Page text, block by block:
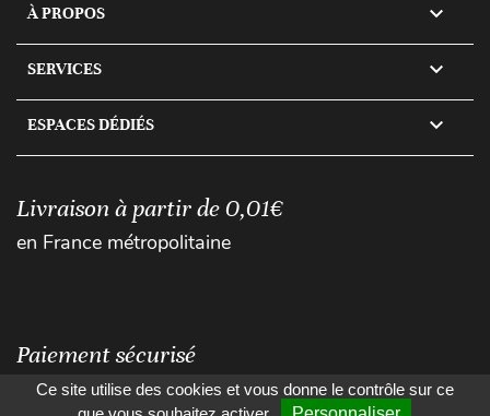
À PROPOS 
SERVICES 
ESPACES DÉDIÉS 
Livraison à partir de 0,01€
en France métropolitaine
Paiement sécurisé
Ce site utilise des cookies et vous donne le contrôle sur ce